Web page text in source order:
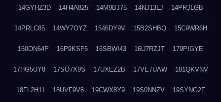
14GYHZ3D 14H4A825 14M9BJ75 14NJ13LJ 14PRJLGB
14PRLC85 14WY7OYZ 1546DY9V 15B2SHBQ 15C9WR6H
160ON64P 16P9KSF6 16SBWI43 16U7RZJT 179PIGYE
17HG5UY8 17SO7X9S 17UXEZ2B 17VE7UAW 181QKVNV
18FL2H11 18UVF9V8 19CWX8Y9 19S0NNZV 19SYNG2F